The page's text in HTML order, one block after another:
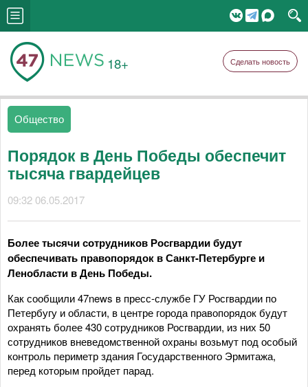
18+ Сделать новость
Общество
Порядок в День Победы обеспечит
тысяча гвардейцев
09:32 06.05.2017
Более тысячи сотрудников Росгвардии будут
обеспечивать правопорядок в Санкт-Петербурге и
Ленобласти в День Победы.
Как сообщили 47news в пресс-службе ГУ Росгвардии по
Петербугу и области, в центре города правопорядок будут
охранять более 430 сотрудников Росгвардии, из них 50
сотрудников вневедомственной охраны возьмут под особый
контроль периметр здания Государственного Эрмитажа,
перед которым пройдет парад.